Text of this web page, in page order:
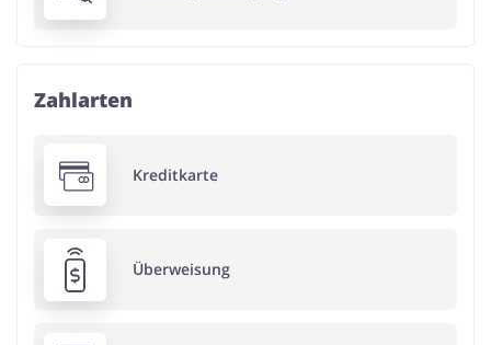
Zahlarten
Kreditkarte
Überweisung